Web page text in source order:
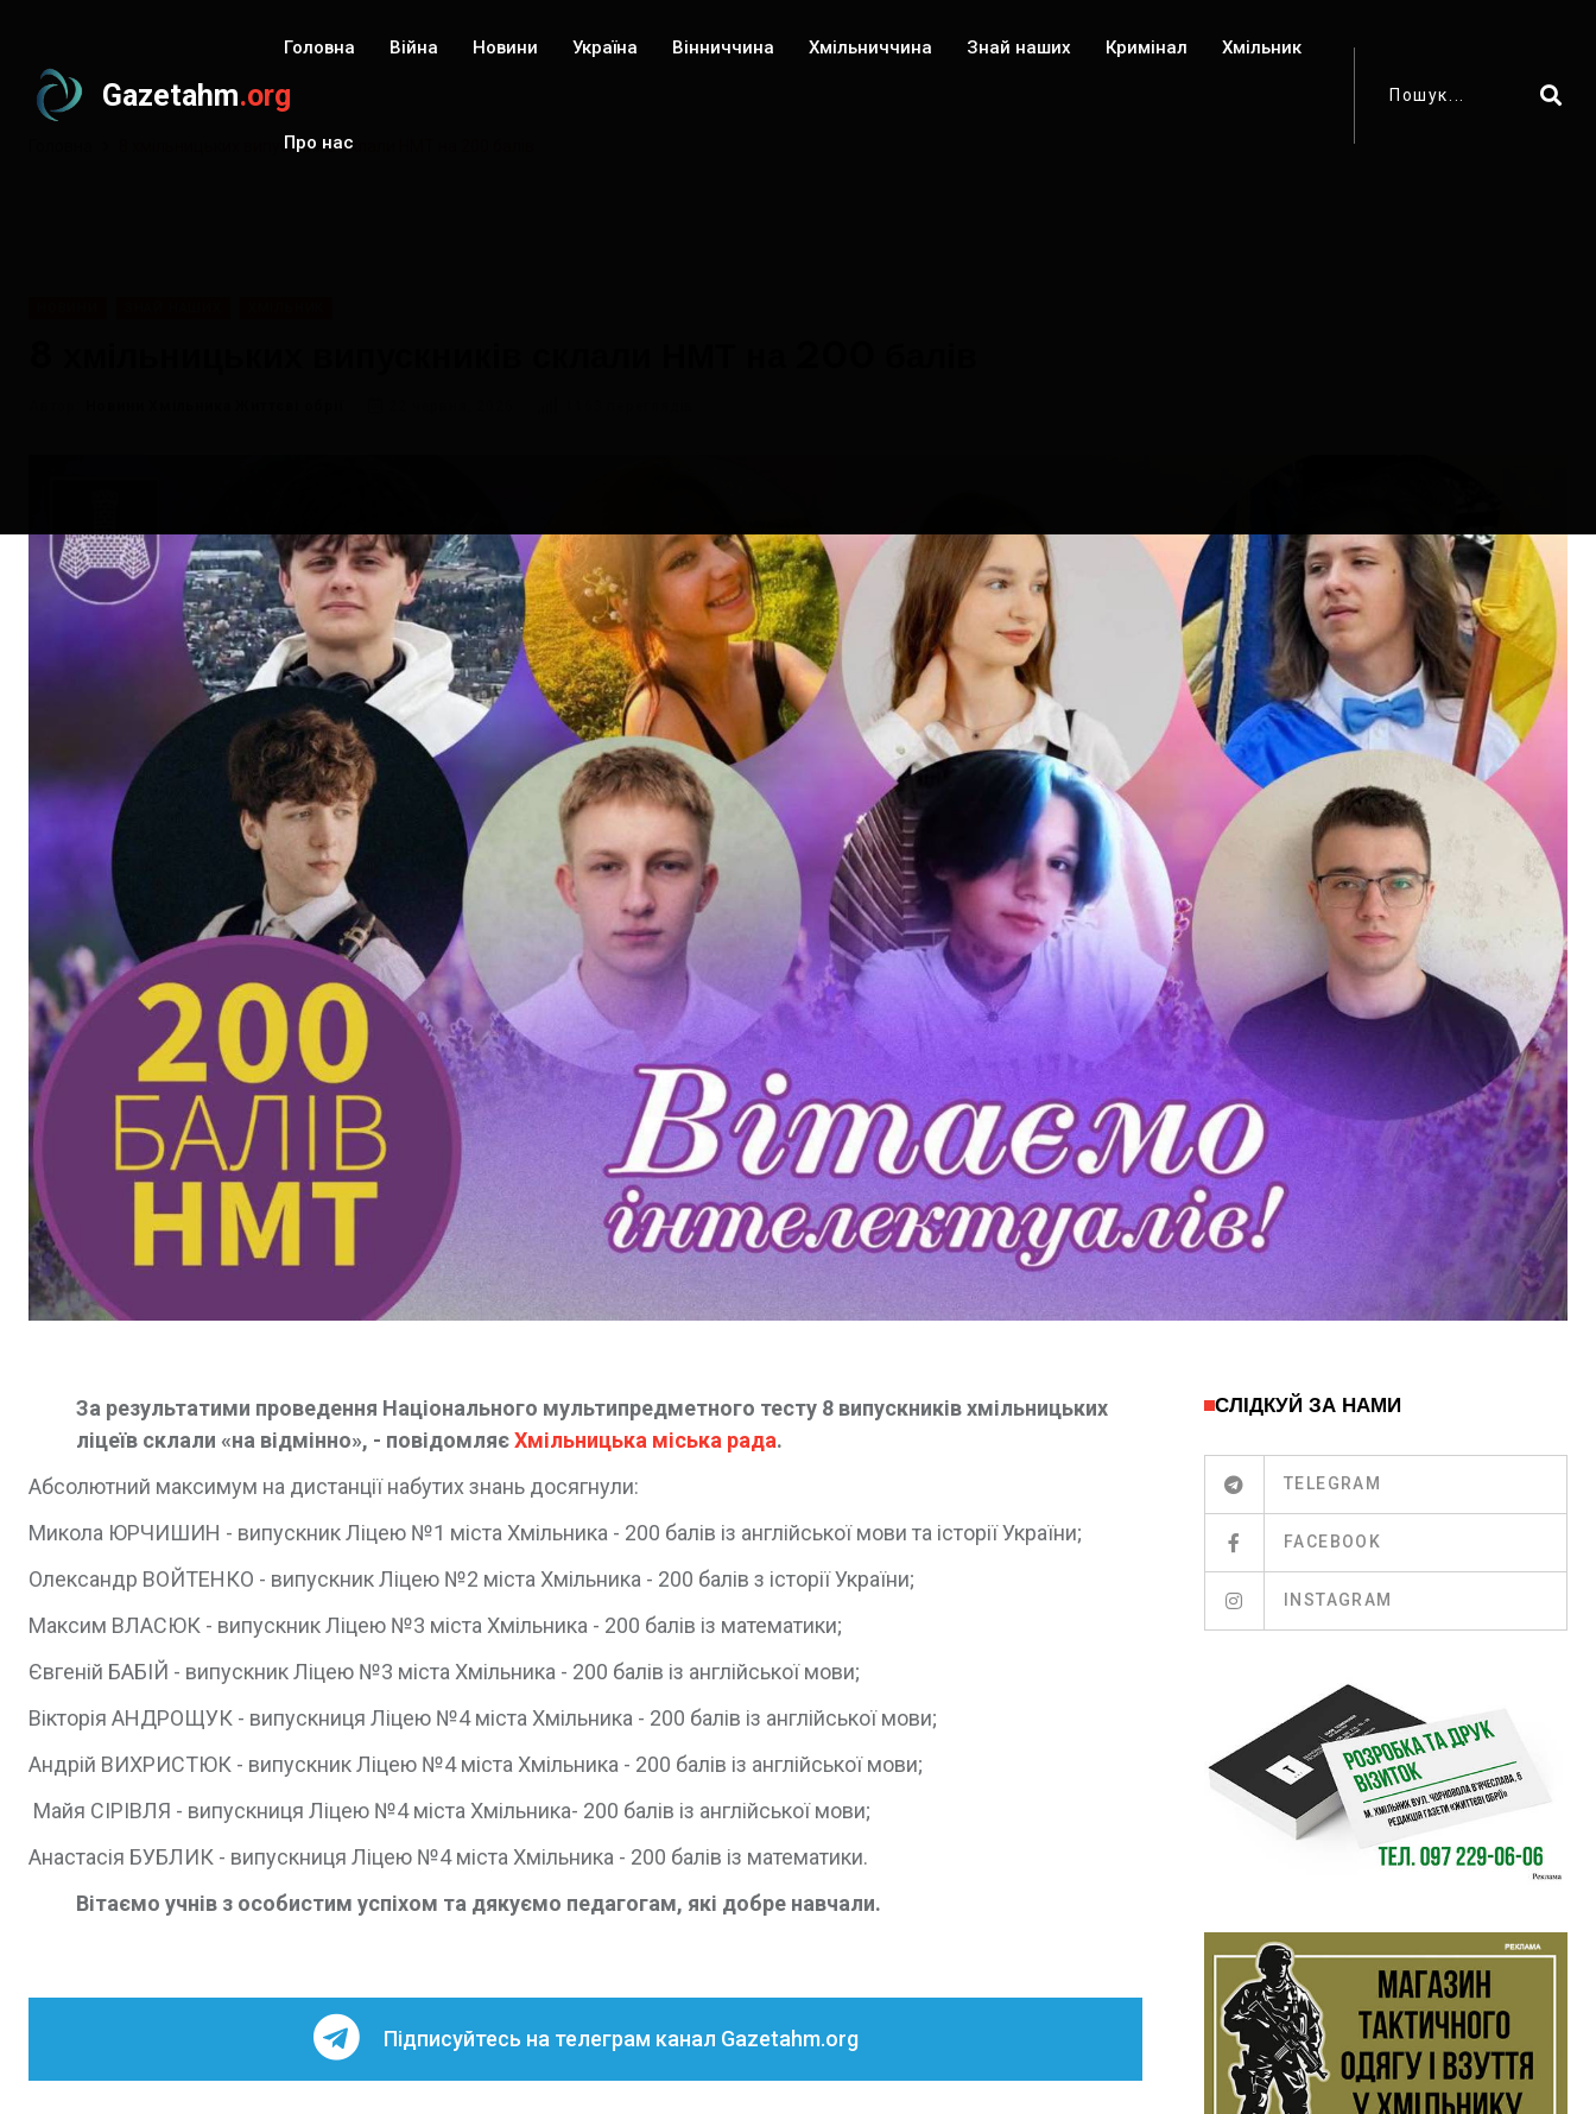
Gazetahm.org
Головна Війна Новини Україна Вінниччина Хмільниччина Знай наших Кримінал Хмільник
Про нас
8 хмільницьких випускників склали НМТ на 200 балів
За результатими проведення Національного мультипредметного тесту 8 випускників хмільницьких
ліцеїв склали «на відмінно», - повідомляєХмільницька міська рада.
Абсолютний максимум на дистанції набутих знань досягнули:
Микола ЮРЧИШИН - випускник Ліцею №1 міста Хмільника - 200 балів із англійської мови та історії України;
Олександр ВОЙТЕНКО - випускник Ліцею №2 міста Хмільника - 200 балів з історії України;
Максим ВЛАСЮК - випускник Ліцею №3 міста Хмільника - 200 балів із математики;
Євгеній БАБІЙ - випускник Ліцею №3 міста Хмільника - 200 балів із англійської мови;
Вікторія АНДРОЩУК - випускниця Ліцею №4 міста Хмільника - 200 балів із англійської мови;
Андрій ВИХРИСТЮК - випускник Ліцею №4 міста Хмільника - 200 балів із англійської мови;
Майя СІРІВЛЯ - випускниця Ліцею №4 міста Хмільника- 200 балів із англійської мови;
Анастасія БУБЛИК - випускниця Ліцею №4 міста Хмільника - 200 балів із математики.
Вітаємо учнів з особистим успіхом та дякуємо педагогам, які добре навчали.
Підписуйтесь на телеграм канал Gazetahm.org
СЛІДКУЙ ЗА НАМИ
TELEGRAM
FACEBOOK
INSTAGRAM